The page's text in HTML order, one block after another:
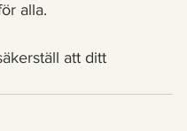
alla.
att ditt